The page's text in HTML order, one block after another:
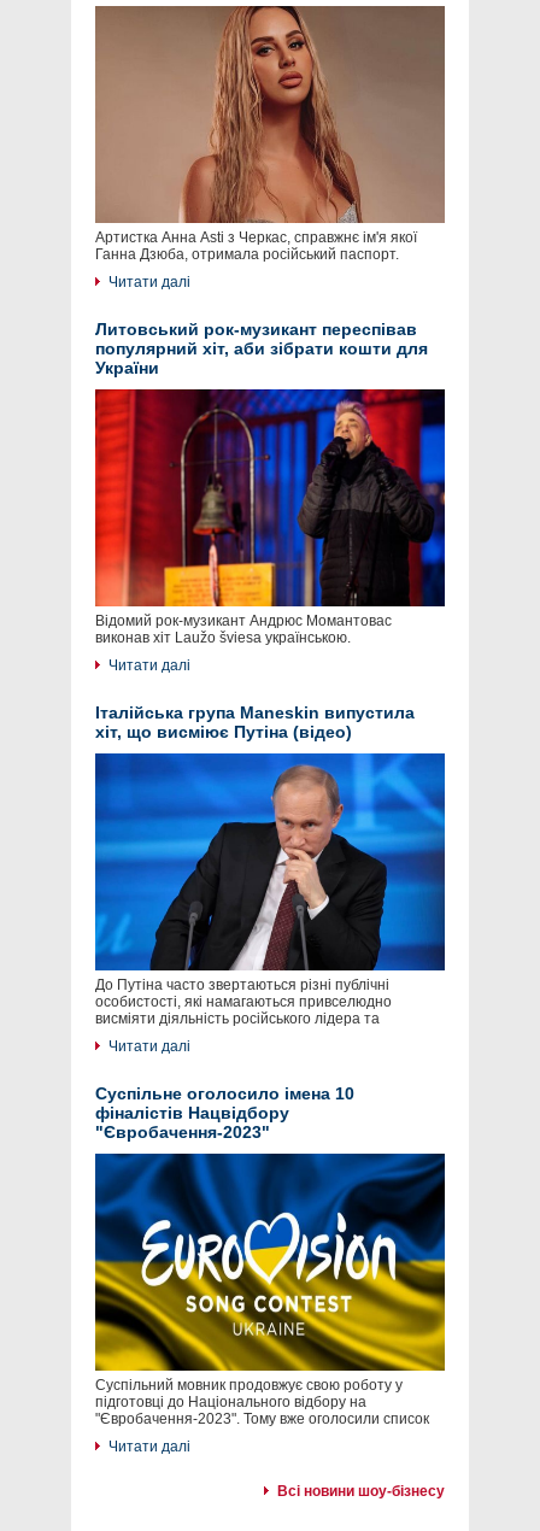
Артистка Анна Asti з Черкас, справжнє ім'я якої
Ганна Дзюба, отримала російський паспорт.
Читати далі
Литовський рок-музикант переспівав
популярний хіт, аби зібрати кошти для
України
Відомий рок-музикант Андрюс Момантовас
виконав хіт Laužo šviesa українською.
Читати далі
Італійська група Maneskin випустила
хіт, що висміює Путіна (відео)
До Путіна часто звертаються різні публічні
особистості, які намагаються привселюдно
висміяти діяльність російського лідера та
Читати далі
Суспільне оголосило імена 10
фіналістів Нацвідбору
"Євробачення-2023"
Суспільний мовник продовжує свою роботу у
підготовці до Національного відбору на
"Євробачення-2023". Тому вже оголосили список
Читати далі
Всі новини шоу-бізнесу